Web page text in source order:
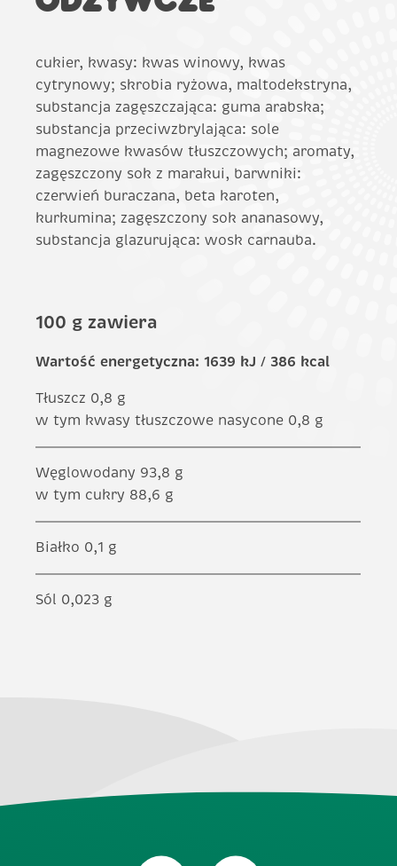
cukier, kwasy: kwas winowy, kwas
cytrynowy; skrobia ryżowa, maltodekstryna,
substancja zagęszczająca: guma arabska;
substancja przeciwzbrylająca: sole
magnezowe kwasów tłuszczowych; aromaty,
zagęszczony sok z marakui, barwniki:
czerwień buraczana, beta karoten,
kurkumina; zagęszczony sok ananasowy,
substancja glazurująca: wosk carnauba.
100 g zawiera
Wartość energetyczna: 1639 kJ / 386 kcal
Tłuszcz 0,8 g
w tym kwasy tłuszczowe nasycone 0,8 g
Węglowodany 93,8 g
w tym cukry 88,6 g
Białko 0,1 g
Sól 0,023 g